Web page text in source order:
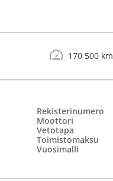
170 500 km
Rekisterinumero
Moottori
Vetotapa
Toimistomaksu
Vuosimalli